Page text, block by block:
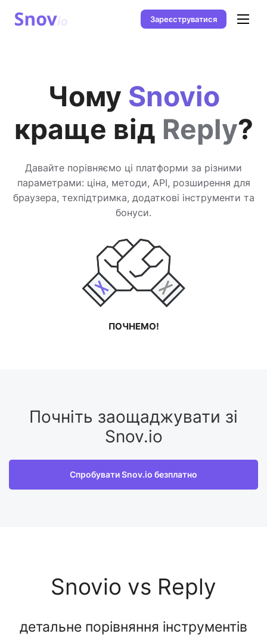
Зареєструватися
Чому Snovio
краще від Reply?
Давайте порівняємо ці платформи за різними
параметрами: ціна, методи, API, розширення для
браузера, техпідтримка, додаткові інструменти та
бонуси.
ПОЧНЕМО!
Почніть заощаджувати зі
Snov.io
Спробувати Snov.io безплатно
Snovio vs Reply
детальне порівняння інструментів